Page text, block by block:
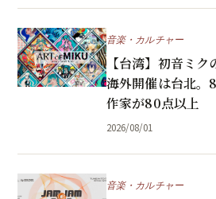
音楽・カルチャー
【台湾】初音ミ
海外開催は台北。
作家が80点以上
2026/08/01
音楽・カルチャー